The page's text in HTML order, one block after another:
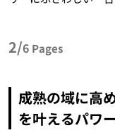
2/6 Pages
成熟の域に高
を叶えるパワ